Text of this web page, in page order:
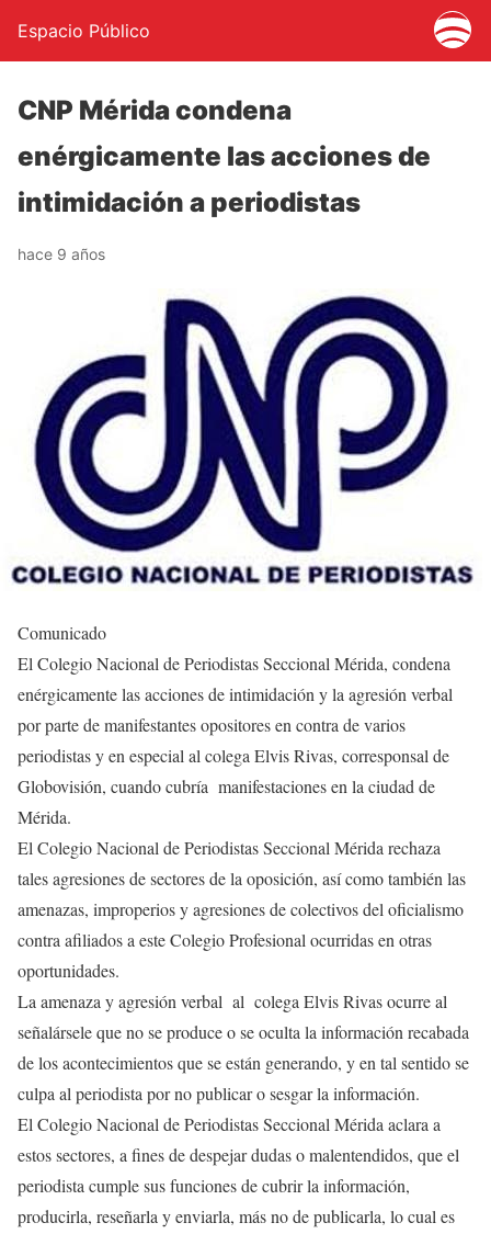
Espacio Público
CNP Mérida condena
enérgicamente las acciones de
intimidación a periodistas
hace 9 años
Comunicado
El Colegio Nacional de Periodistas Seccional Mérida, condena
enérgicamente las acciones de intimidación y la agresión verbal
por parte de manifestantes opositores en contra de varios
periodistas y en especial al colega Elvis Rivas, corresponsal de
Globovisión, cuando cubría manifestaciones en la ciudad de
Mérida.
El Colegio Nacional de Periodistas Seccional Mérida rechaza
tales agresiones de sectores de la oposición, así como también las
amenazas, improperios y agresiones de colectivos del oficialismo
contra afiliados a este Colegio Profesional ocurridas en otras
oportunidades.
La amenaza y agresión verbal al colega Elvis Rivas ocurre al
señalársele que no se produce o se oculta la información recabada
de los acontecimientos que se están generando, y en tal sentido se
culpa al periodista por no publicar o sesgar la información.
El Colegio Nacional de Periodistas Seccional Mérida aclara a
estos sectores, a fines de despejar dudas o malentendidos, que el
periodista cumple sus funciones de cubrir la información,
producirla, reseñarla y enviarla, más no de publicarla, lo cual es